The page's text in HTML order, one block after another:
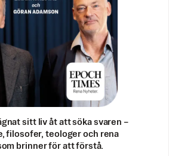
sitt liv åt att söka svaren –
filosofer, teologer och rena
brinner för att förstå.